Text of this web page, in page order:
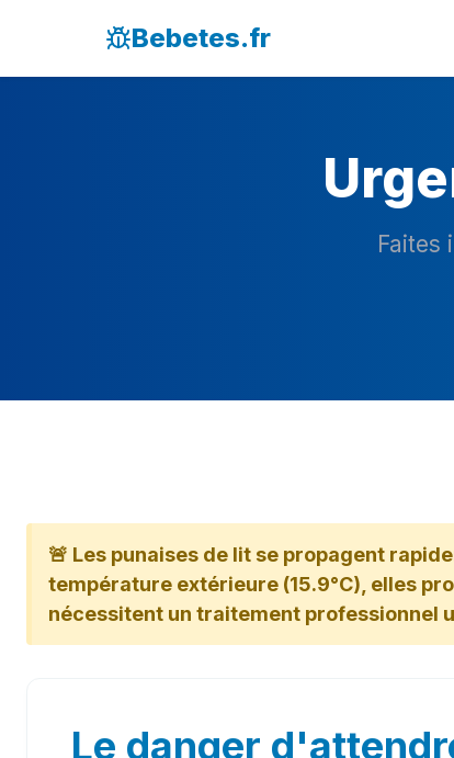
Bebetes.fr
Faites
🚨 Les punaises de lit se propagent
température extérieure (15.9°C), elles
nécessitent un traitement professionnel
Le danger